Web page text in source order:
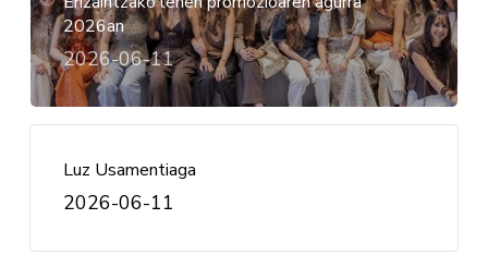
2026an
2026-06-11
Luz Usamentiaga
2026-06-11